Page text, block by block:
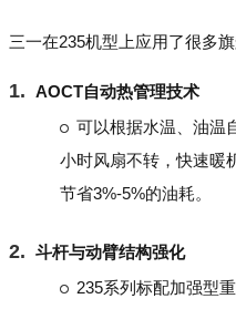
三一在235机型上应用了很多
AOCT自动热管理技术
可以根据水温、油温
小时风扇不转，快速暖
节省3%-5%的油耗。
斗杆与动臂结构强化
235系列标配加强型